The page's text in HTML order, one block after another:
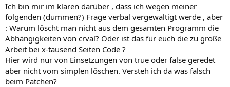
Ich bin mir im klaren darüber , dass ich wegen meiner
folgenden (dummen?) Frage verbal vergewaltigt werde , aber
: Warum löscht man nicht aus dem gesamten Programm die
Abhängigkeiten von crval? Oder ist das für euch die zu große
Arbeit bei x-tausend Seiten Code ?
Hier wird nur von Einsetzungen von true oder false geredet
aber nicht vom simplen löschen. Versteh ich da was falsch
beim Patchen?